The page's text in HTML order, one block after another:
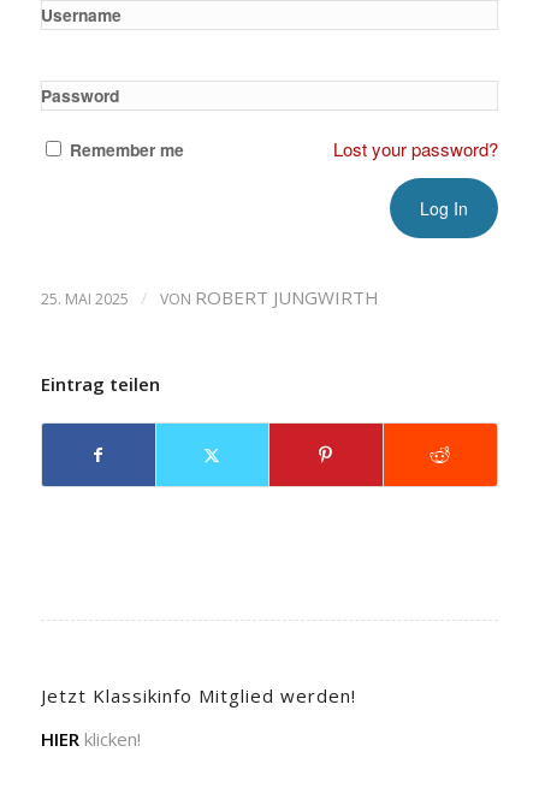
Username
Password
Remember me Lost your password?
25. MAI 2025 / VON ROBERT JUNGWIRTH
Eintrag teilen
Jetzt Klassikinfo Mitglied werden!
HIERklicken!